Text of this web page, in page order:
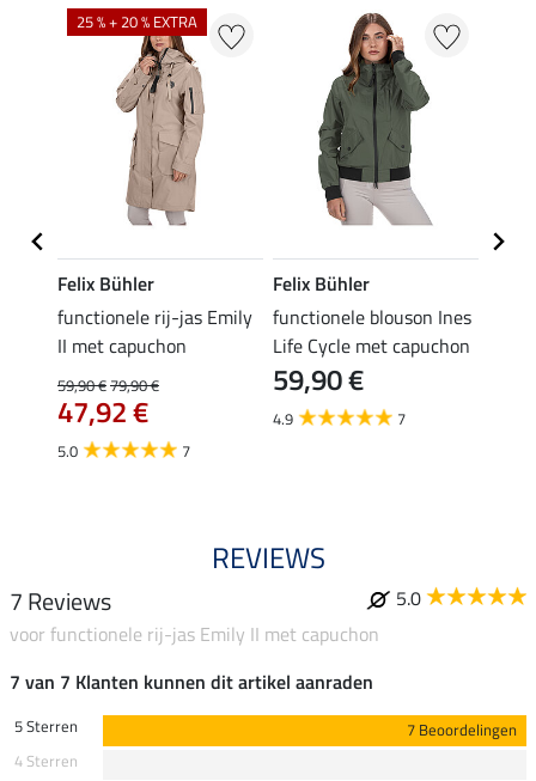
25 % + 20 % EXTRA
Felix Bühler
functionele rij-jas Emily
II met capuchon
59,90 €79,90 €
47,92 €
5.0 7
Felix Bühler
functionele blouson Ines
Life Cycle met capuchon
59,90 €
4.9 7
REVIEWS
7 Reviews
5.0
voor functionele rij-jas Emily II met capuchon
7 van 7 Klanten kunnen dit artikel aanraden
5 Sterren
7 Beoordelingen
4 Sterren